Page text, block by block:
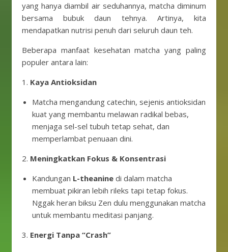
yang hanya diambil air seduhannya, matcha diminum
bersama bubuk daun tehnya. Artinya, kita
mendapatkan nutrisi penuh dari seluruh daun teh.
Beberapa manfaat kesehatan matcha yang paling
populer antara lain:
1. Kaya Antioksidan
Matcha mengandung catechin, sejenis antioksidan
kuat yang membantu melawan radikal bebas,
menjaga sel-sel tubuh tetap sehat, dan
memperlambat penuaan dini.
2. Meningkatkan Fokus & Konsentrasi
Kandungan L-theanine di dalam matcha
membuat pikiran lebih rileks tapi tetap fokus.
Nggak heran biksu Zen dulu menggunakan matcha
untuk membantu meditasi panjang.
3. Energi Tanpa “Crash”